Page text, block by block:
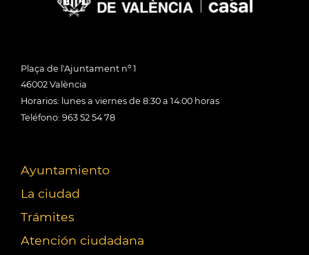
Plaça de l'Ajuntament nº 1
46002 València
Horarios: lunes a viernes de 8:30 a 14:00 horas
Teléfono: 963 52 54 78
Ayuntamiento
La ciudad
Trámites
Atención ciudadana